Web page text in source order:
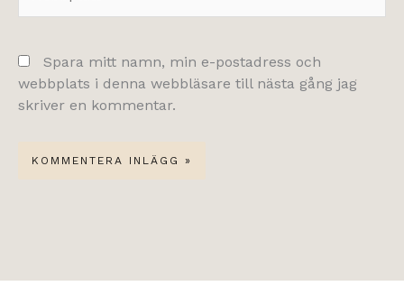
Spara mitt namn, min e-postadress och
webbplats i denna webbläsare till nästa gång jag
skriver en kommentar.